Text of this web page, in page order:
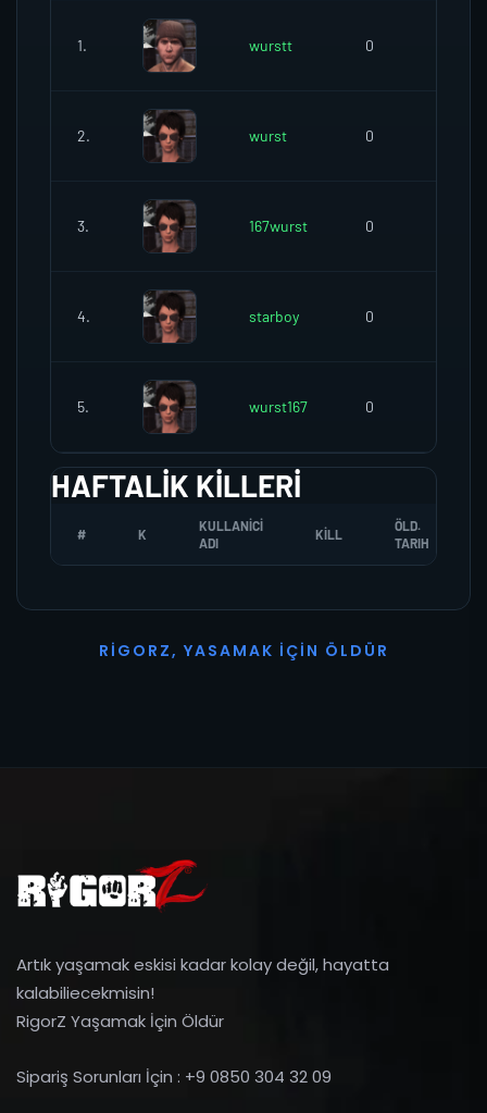
1. wurstt 0
2. wurst 0
3. 167wurst 0
4. starboy 0
5. wurst167 0
HAFTALIK KILLERI
# K
KULLANICI
ADI
KILL
ÖLD.
TARIH
R I G O R Z, YASAMAK İ ÇI N Ö L D Ü R
Artık yaşamak eskisi kadar kolay değil, hayatta
kalabiliecekmisin!
RigorZ Yaşamak İçin Öldür
Sipariş Sorunları İçin : +9 0850 304 32 09